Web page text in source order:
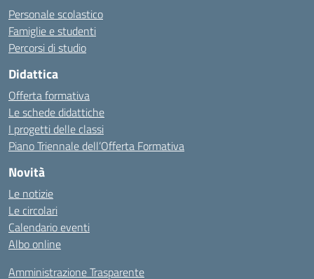
Personale scolastico
Famiglie e studenti
Percorsi di studio
Didattica
Offerta formativa
Le schede didattiche
I progetti delle classi
Piano Triennale dell’Offerta Formativa
Novità
Le notizie
Le circolari
Calendario eventi
Albo online
Amministrazione Trasparente